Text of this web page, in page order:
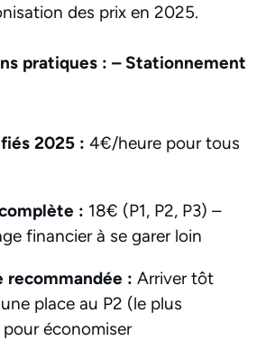
des prix en 2025.
pratiques : – Stationnement
2025 : 4€/heure pour tous
: 18€ (P1, P2, P3) –
financier à se garer loin
recommandée : Arriver tôt
place au P2 (le plus
économiser